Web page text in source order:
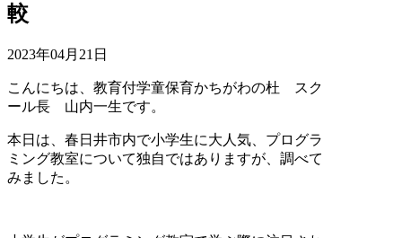
較
2023年04月21日
こんにちは、教育付学童保育かちがわの杜 スク
ール長 山内一生です。
本日は、春日井市内で小学生に大人気、プログラ
ミング教室について独自ではありますが、調べて
みました。